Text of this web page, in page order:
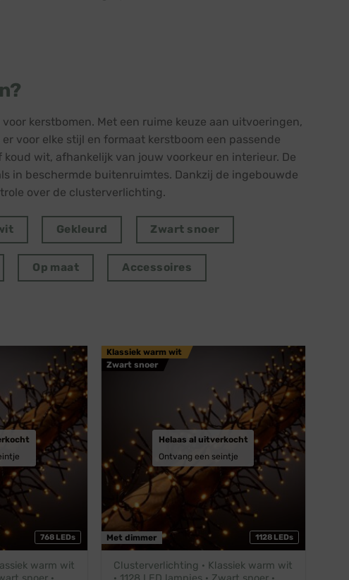
kerstbomen. Met een ruime keuze aan uitvoeringen,
voor elke stijl en formaat kerstboom een passende
wit, afhankelijk van jouw voorkeur en interieur. De
in beschermde buitenruimtes. Dankzij de ingebouwde
over de clusterverlichting.
Gekleurd Zwart snoer
Op maat Accessoires
768 LEDs
warm wit
1128 LEDs
Klassiek warm wit
Zwart snoer
Met dimmer
Helaas al uitverkocht
Ontvang een seintje
Clusterverlichting · Klassiek warm wit